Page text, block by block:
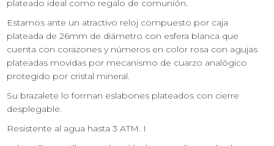
plateado ideal como regalo de comunión.
Estamos ante un atractivo reloj compuesto por caja
plateada de 26mm de diámetro con esfera blanca que
cuenta con corazones y números en color rosa con agujas
plateadas movidas por mecanismo de cuarzo analógico
protegido por cristal mineral.
Su brazalete lo forman eslabones plateados con cierre
desplegable.
Resistente al agua hasta 3 ATM. I